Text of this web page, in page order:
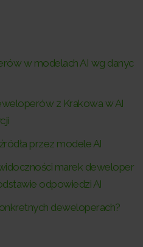
w modelach AI wg danyc
z Krakowa w AI
przez modele AI
marek deweloper
odpowiedzi AI
deweloperach?